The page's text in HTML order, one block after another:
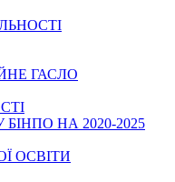
ГАСЛО
НА 2020-2025
ОСВІТИ